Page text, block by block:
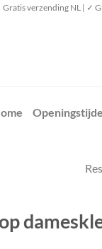
verzending NL | ✓